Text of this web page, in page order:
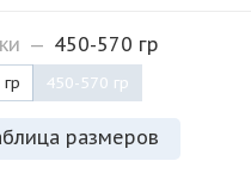
— 450-570 гр
450-570 гр
размеров